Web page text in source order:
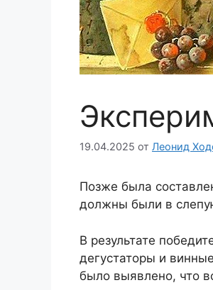
19.04.2025 от Леонид
Позже была
должны были в
В результате
дегустаторы и
было выявлено, что